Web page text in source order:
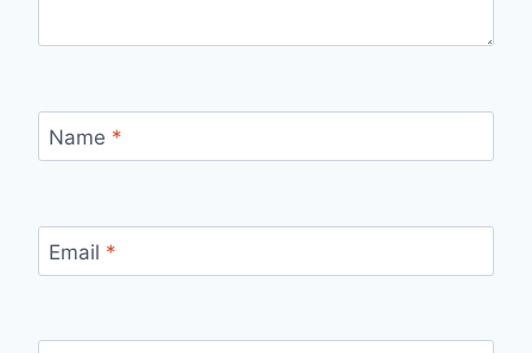
Name *
Email *